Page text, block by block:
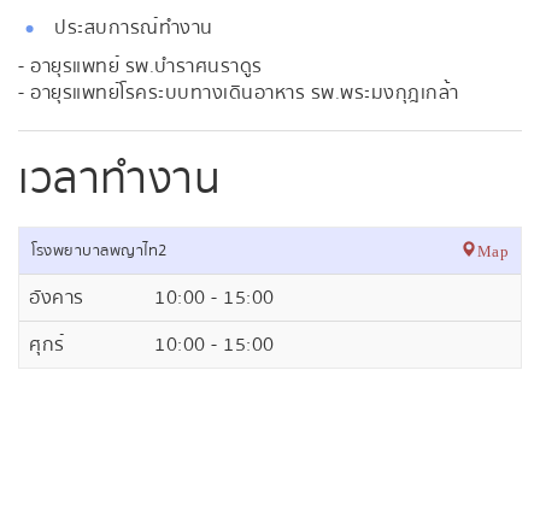
ประสบการณ์ทำงาน
- อายุรแพทย์ รพ.บำราศนราดูร
- อายุรแพทย์โรคระบบทางเดินอาหาร รพ.พระมงกุฎเกล้า
เวลาทำงาน
โรงพยาบาลพญาไท2 Map
อังคาร
10:00 - 15:00
ศุกร์
10:00 - 15:00